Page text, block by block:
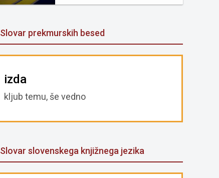
Slovar prekmurskih besed
izda
kljub temu, še vedno
Slovar slovenskega knjižnega jezika